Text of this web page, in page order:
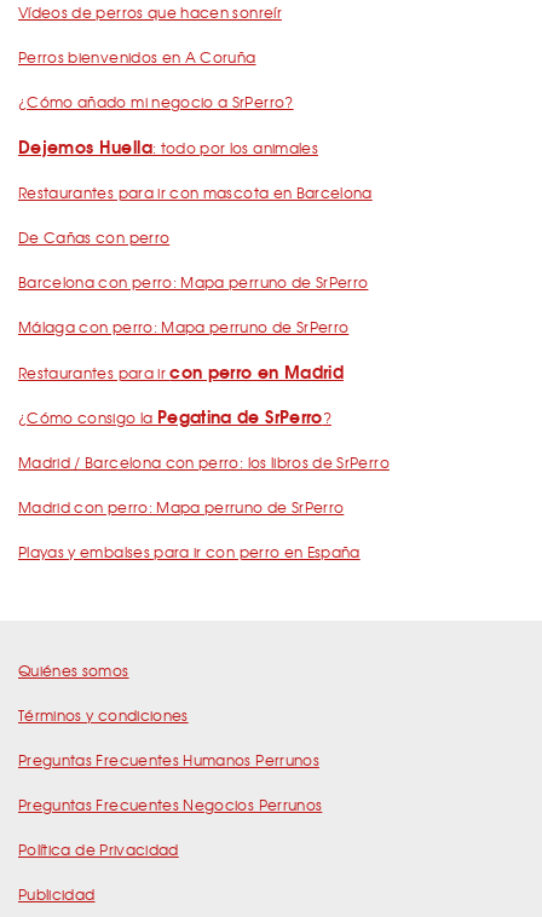
Vídeos de perros que hacen sonreír
Perros bienvenidos en A Coruña
¿Cómo añado mi negocio a SrPerro?
Dejemos Huella: todo por los animales
Restaurantes para ir con mascota en Barcelona
De Cañas con perro
Barcelona con perro: Mapa perruno de SrPerro
Málaga con perro: Mapa perruno de SrPerro
Restaurantes para ircon perro en Madrid
¿Cómo consigo la Pegatina de SrPerro?
Madrid / Barcelona con perro: los libros de SrPerro
Madrid con perro: Mapa perruno de SrPerro
Playas y embalses para ir con perro en España
Quiénes somos
Términos y condiciones
Preguntas Frecuentes Humanos Perrunos
Preguntas Frecuentes Negocios Perrunos
Política de Privacidad
Publicidad